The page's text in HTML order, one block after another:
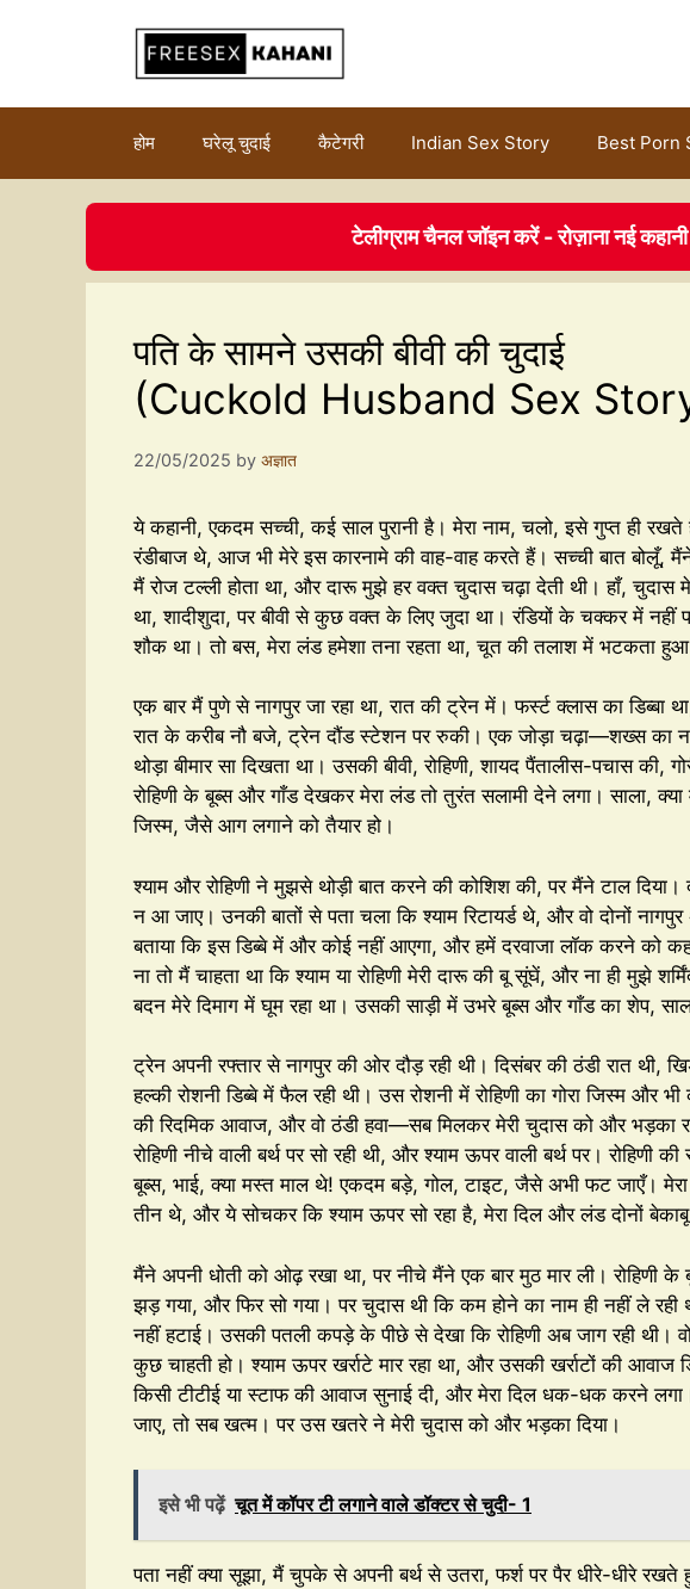
होम घरेलू चुदाई कैटेगरी Indian Sex Story Best Porn
टेलीग्राम चैनल जॉइन करें - रोज़ाना नई
पति के सामने उसकी बीवी की चुदाई
(Cuckold Husband Sex
22/05/2025 by अज्ञात
ये कहानी, एकदम सच्ची, कई साल पुरानी है। मेरा नाम, चलो, इसे गुप्त ही
रंडीबाज थे, आज भी मेरे इस कारनामे की वाह-वाह करते हैं। सच्ची बात बोलूँ,
मैं रोज टल्ली होता था, और दारू मुझे हर वक्त चुदास चढ़ा देती थी। हाँ, चुदास
था, शादीशुदा, पर बीवी से कुछ वक्त के लिए जुदा था। रंडियों के चक्कर में
शौक था। तो बस, मेरा लंड हमेशा तना रहता था, चूत की तलाश में भटकता
एक बार मैं पुणे से नागपुर जा रहा था, रात की ट्रेन में। फर्स्ट क्लास का डिब्बा
रात के करीब नौ बजे, ट्रेन दौंड स्टेशन पर रुकी। एक जोड़ा चढ़ा—शख्स का
थोड़ा बीमार सा दिखता था। उसकी बीवी, रोहिणी, शायद पैंतालीस-पचास
रोहिणी के बूब्स और गाँड देखकर मेरा लंड तो तुरंत सलामी देने लगा। साला, क्या
जिस्म, जैसे आग लगाने को तैयार हो।
श्याम और रोहिणी ने मुझसे थोड़ी बात करने की कोशिश की, पर मैंने टाल
न आ जाए। उनकी बातों से पता चला कि श्याम रिटायर्ड थे, और वो दोनों
बताया कि इस डिब्बे में और कोई नहीं आएगा, और हमें दरवाजा लॉक करने को
ना तो मैं चाहता था कि श्याम या रोहिणी मेरी दारू की बू सूंघें, और ना ही मुझे
बदन मेरे दिमाग में घूम रहा था। उसकी साड़ी में उभरे बूब्स और गाँड का शेप,
ट्रेन अपनी रफ्तार से नागपुर की ओर दौड़ रही थी। दिसंबर की ठंडी रात थी,
हल्की रोशनी डिब्बे में फैल रही थी। उस रोशनी में रोहिणी का गोरा जिस्म और
की रिदमिक आवाज, और वो ठंडी हवा—सब मिलकर मेरी चुदास को और भड़का
रोहिणी नीचे वाली बर्थ पर सो रही थी, और श्याम ऊपर वाली बर्थ पर।
बूब्स, भाई, क्या मस्त माल थे! एकदम बड़े, गोल, टाइट, जैसे अभी फट जाएँ।
तीन थे, और ये सोचकर कि श्याम ऊपर सो रहा है, मेरा दिल और लंड दोनों बेकाबू
मैंने अपनी धोती को ओढ़ रखा था, पर नीचे मैंने एक बार मुठ मार ली। रोहिणी
झड़ गया, और फिर सो गया। पर चुदास थी कि कम होने का नाम ही नहीं ले रही
नहीं हटाई। उसकी पतली कपड़े के पीछे से देखा कि रोहिणी अब जाग रही थी।
कुछ चाहती हो। श्याम ऊपर खर्राटे मार रहा था, और उसकी खर्राटों की आवाज
किसी टीटीई या स्टाफ की आवाज सुनाई दी, और मेरा दिल धक-धक करने
जाए, तो सब खत्म। पर उस खतरे ने मेरी चुदास को और भड़का दिया।
इसे भी पढ़ें चूत में कॉपर टी लगाने वाले डॉक्टर से चुदी- 1
पता नहीं क्या सूझा, मैं चुपके से अपनी बर्थ से उतरा, फर्श पर पैर धीरे-धीरे रखते